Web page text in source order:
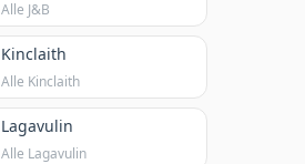
Alle J&B
Kinclaith
Alle Kinclaith
Lagavulin
Alle Lagavulin